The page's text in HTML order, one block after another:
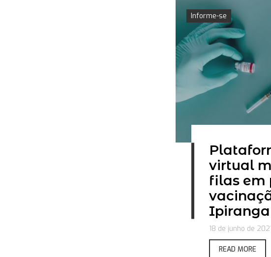
Informe-se
virtual
filas em
Ipiranga
18 de junho de
READ MORE